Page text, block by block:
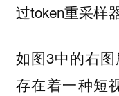
过token重采样
如图3中的右
存在着一种短